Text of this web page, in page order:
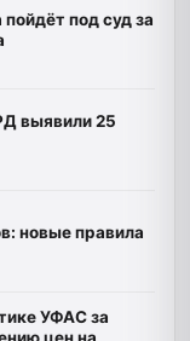
под суд за
выявили 25
новые правила
УФАС за